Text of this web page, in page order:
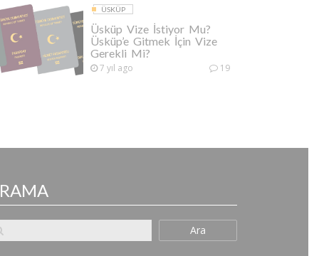
ÜSKÜP
Üsküp Vize İstiyor Mu?
Üsküp’e Gitmek İçin Vize
Gerekli Mi?
7 yıl ago 19
Ara